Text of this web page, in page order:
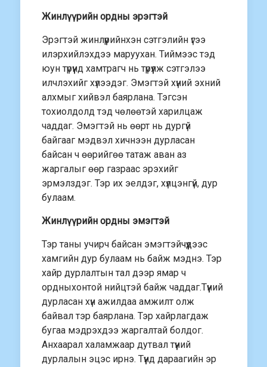
Жинлүүрийн ордны эрэгтэй
Эрэгтэй жинлүүрийнхэн сэтгэлийн үгээ
илэрхийлэхдээ маруухан. Тиймээс тэд
юун түрүүнд хамтрагч нь түрүүлж сэтгэлээ
илчлэхийг хүлээдэг. Эмэгтэй хүний эхний
алхмыг хийвэл баярлана. Тэгсэн
тохиолдолд тэд чөлөөтэй харилцаж
чаддаг. Эмэгтэй нь өөрт нь дургүй
байгааг мэдвэл хичнээн дурласан
байсан ч өөрийгөө татаж аван аз
жаргалыг өөр газраас эрэхийг
эрмэлздэг. Тэр их эелдэг, хүлцэнгүй, дур
булаам.
Жинлүүрийн ордны эмэгтэй
Тэр таны учирч байсан эмэгтэйчүүдээс
хамгийн дур булаам нь байж мэднэ. Тэр
хайр дурлалтын тал дээр ямар ч
ордныхонтой нийцтэй байж чаддаг.Түүний
дурласан хүн ажилдаа амжилт олж
байвал тэр баярлана. Тэр хайрлагдаж
бугаа мэдрэхдээ жаргалтай болдог.
Анхаарал халамжаар дутвал түүний
дурлалын эцэс ирнэ. Түүнд дараагийн эр